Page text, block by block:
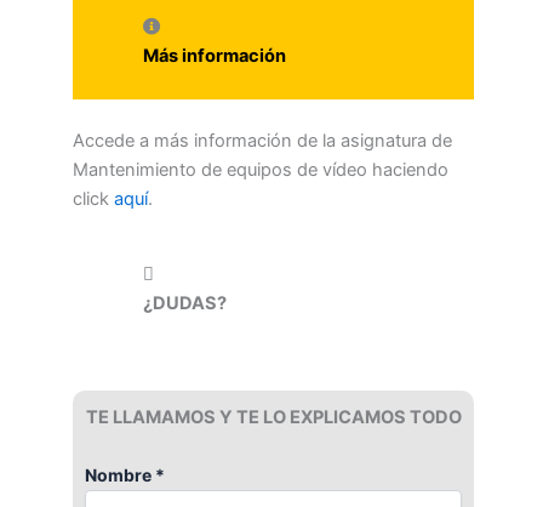
Más información
Accede a más información de la asignatura de
Mantenimiento de equipos de vídeo haciendo
click aquí.
¿DUDAS?
TE LLAMAMOS Y TE LO EXPLICAMOS TODO
Nombre *